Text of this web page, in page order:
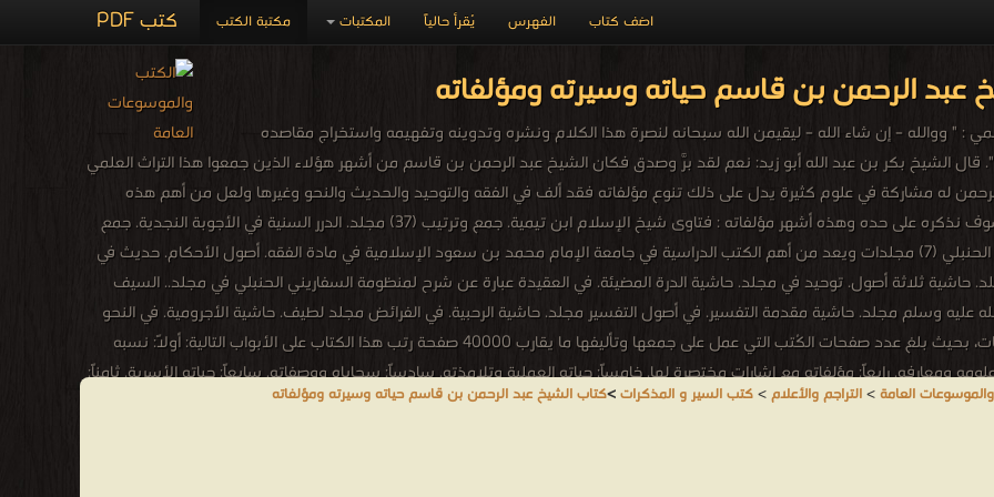
كتب PDF مكتبة الكتب المكتبات يُقرأ حالياً الفهرس اضف كتاب
عبد الرحمن بن قاسم حياته وسيرته ومؤلفاته
عن تراث ابن تيمية العلمي : " ووالله – إن شاء الله – ليقيمن الله سبحانه لنصرة هذا الكلام ونشره وتدوينه وتفهيمه واستخراج مقاصده
قال الشيخ بكر بن عبد الله أبو زيد: نعم لقد برَّ وصدق فكان الشيخ عبد الرحمن بن قاسم من أشهر هؤلاء الذين جمعوا هذا التراث العلمي
له مشاركة في علوم كثيرة يدل على ذلك تنوع مؤلفاته فقد ألف في الفقه والتوحيد والحديث والنحو وغيرها ولعل من أهم هذه
المؤلفات جمعه لمجموع فتاوى شيخ الإسلام ابن تيمية الذي سوف نذكره على حده وهذه أشهر مؤلفاته : فتاوى شيخ الإسلام ابن تيمية. جمع وترتيب (37) مجلد. الدرر السنية في الأجوبة النجدية. جمع
وترتيب وإضافة (16) مجلد. حاشية الروض المربع. تأليف في الفقه الحنبلي (7) مجلدات ويعد من أهم الكتب الدراسية في جامعة الإمام محمد بن سعود الإسلامية في مادة الفقه. أصول الأحكام. حديث في
كتاب التوحيد. مجلد. حاشية ثلاثة أصول. توحيد في مجلد. حاشية الدرة المضيئة. في العقيدة عبارة عن شرح لمنظومة السفاريني الحنبلي في مجلد.. السيف
عليه وسلم مجلد. حاشية مقدمة التفسير. في أصول التفسير مجلد. حاشية الرحبية. في الفرائض مجلد لطيف. حاشية الأجرومية. في النحو
مجلد لطيف. تحريم حلق اللحى. رسالة صغيرة. وغيرها من المؤلفات، بحيث بلغ عدد صفحات الكُتب التي عمل على جمعها وتأليفها ما يقارب 40000 صفحة رتب هذا الكتاب على الأبواب التالية: أولاً: نسبه
ومعارفه. رابعاً: مؤلفاته مع إشارات مختصرة لها. خامساً: حياته العملية وتلامذته. سادساً: سجاياه ووصفاته. سابعاً: حياته الأسرية. ثامناً:
العامة>التراجم والأعلام>كتب السير و المذكرات>كتاب الشيخ عبد الرحمن بن قاسم حياته وسيرته ومؤلفاته